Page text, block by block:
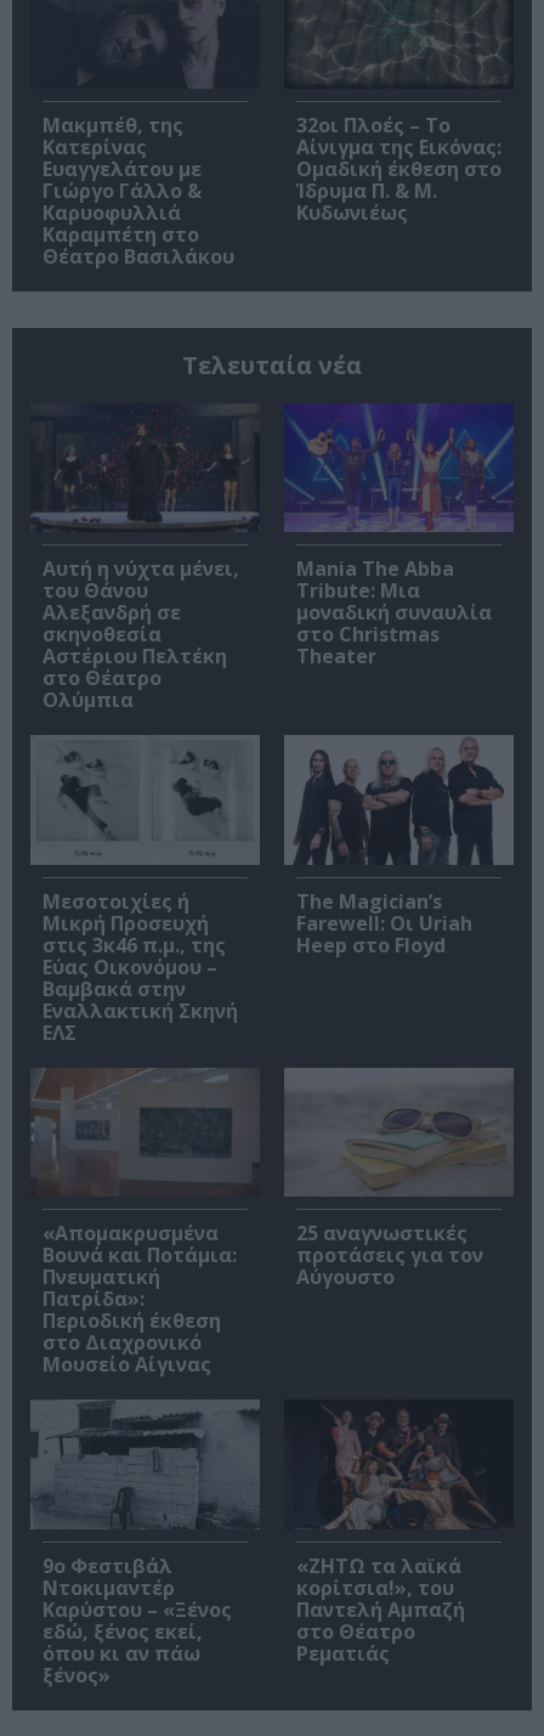
Μακμπέθ, της
Κατερίνας
Ευαγγελάτου με
Γιώργο Γάλλο &
Καρυοφυλλιά
Καραμπέτη στο
Θέατρο Βασιλάκου
32οι Πλοές – Το
Αίνιγμα της Εικόνας:
Ομαδική έκθεση στο
Ίδρυμα Π. & Μ.
Κυδωνιέως
Τελευταία νέα
Αυτή η νύχτα μένει,
του Θάνου
Αλεξανδρή σε
σκηνοθεσία
Αστέριου Πελτέκη
στο Θέατρο
Ολύμπια
Mania The Abba
Tribute: Μια
μοναδική συναυλία
στο Christmas
Theater
Μεσοτοιχίες ή
Μικρή Προσευχή
στις 3κ46 π.μ., της
Εύας Οικονόμου –
Βαμβακά στην
Εναλλακτική Σκηνή
ΕΛΣ
The Magician’s
Farewell: Οι Uriah
Heep στο Floyd
«Απομακρυσμένα
Βουνά και Ποτάμια:
Πνευματική
Πατρίδα»:
Περιοδική έκθεση
στο Διαχρονικό
Μουσείο Αίγινας
25 αναγνωστικές
προτάσεις για τον
Αύγουστο
9ο Φεστιβάλ
Ντοκιμαντέρ
Καρύστου – «Ξένος
εδώ, ξένος εκεί,
όπου κι αν πάω
ξένος»
«ΖΗΤΩ τα λαϊκά
κορίτσια!», του
Παντελή Αμπαζή
στο Θέατρο
Ρεματιάς